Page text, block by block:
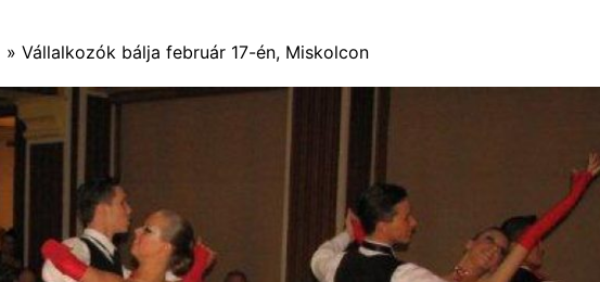
» Vállalkozók bálja február 17-én, Miskolcon